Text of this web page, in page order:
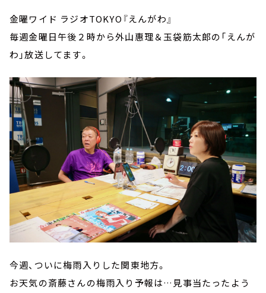
金曜ワイド ラジオTOKYO『えんがわ』
毎週金曜日午後２時から外山惠理＆玉袋筋太郎の「えんが
わ」放送してます。
今週、ついに梅雨入りした関東地方。
お天気の斎藤さんの梅雨入り予報は…見事当たったよう